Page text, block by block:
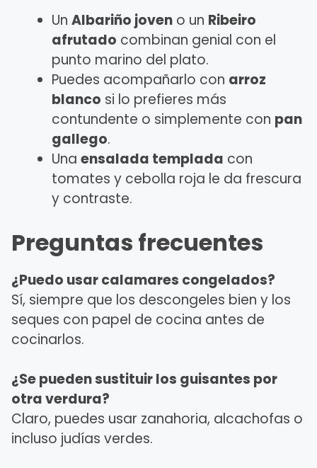
Un Albariño joveno un Ribeiro
afrutado combinan genial con el
punto marino del plato.
Puedes acompañarlo con arroz
blanco si lo prefieres más
contundente o simplemente con pan
gallego.
Una ensalada templada con
tomates y cebolla roja le da frescura
y contraste.
Preguntas frecuentes
¿Puedo usar calamares congelados?
Sí, siempre que los descongeles bien y los
seques con papel de cocina antes de
cocinarlos.
¿Se pueden sustituir los guisantes por
otra verdura?
Claro, puedes usar zanahoria, alcachofas o
incluso judías verdes.